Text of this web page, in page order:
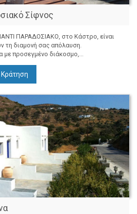
Σίφνος
ΠΑΡΑΔΟΣΙΑΚΟ, στο Κάστρο, είναι
τη διαμονή σας απόλαυση.
με προσεγμένο διάκοσμο,...
Κράτηση